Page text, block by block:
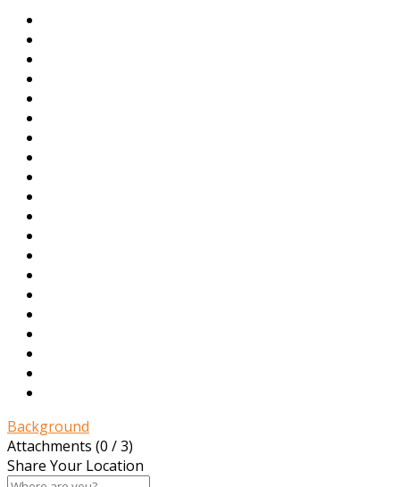
Background
Attachments (0 / 3)
Share Your Location